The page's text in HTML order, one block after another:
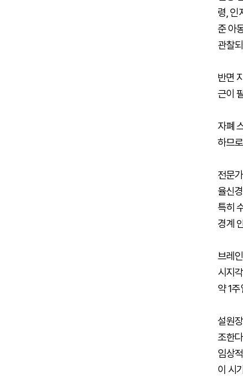
령, 인
준 아
관찰
반면
근이
자폐
하므
전문
율신
특히
경계
브레
시지
약 1
설원
조한
임상
이 시